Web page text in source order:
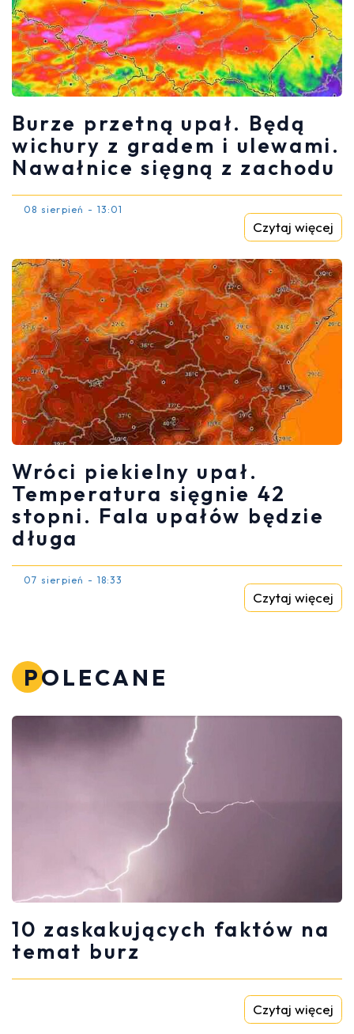
Burze przetną upał. Będą
wichury z gradem i ulewami.
Nawałnice sięgną z zachodu
08 sierpień - 13:01
Czytaj więcej
Wróci piekielny upał.
Temperatura sięgnie 42
stopni. Fala upałów będzie
długa
07 sierpień - 18:33
Czytaj więcej
POLECANE
10 zaskakujących faktów na
temat burz
Czytaj więcej